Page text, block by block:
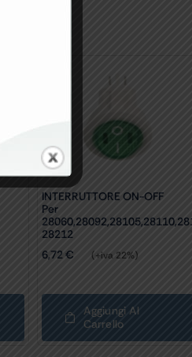
INTERRUTTORE ON-OFF
Per
28212
6,72€ (+iva 22%)
Aggiungi Al
Carrello